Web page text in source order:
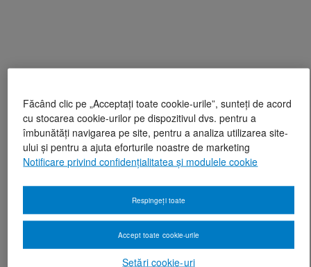
Făcând clic pe „Acceptați toate cookie-urile”, sunteți de acord
cu stocarea cookie-urilor pe dispozitivul dvs. pentru a
îmbunătăți navigarea pe site, pentru a analiza utilizarea site-
ului și pentru a ajuta eforturile noastre de marketing
Notificare privind confidențialitatea și modulele cookie
Setări cookie-uri
Respingeți toate
Accept toate cookie-urile